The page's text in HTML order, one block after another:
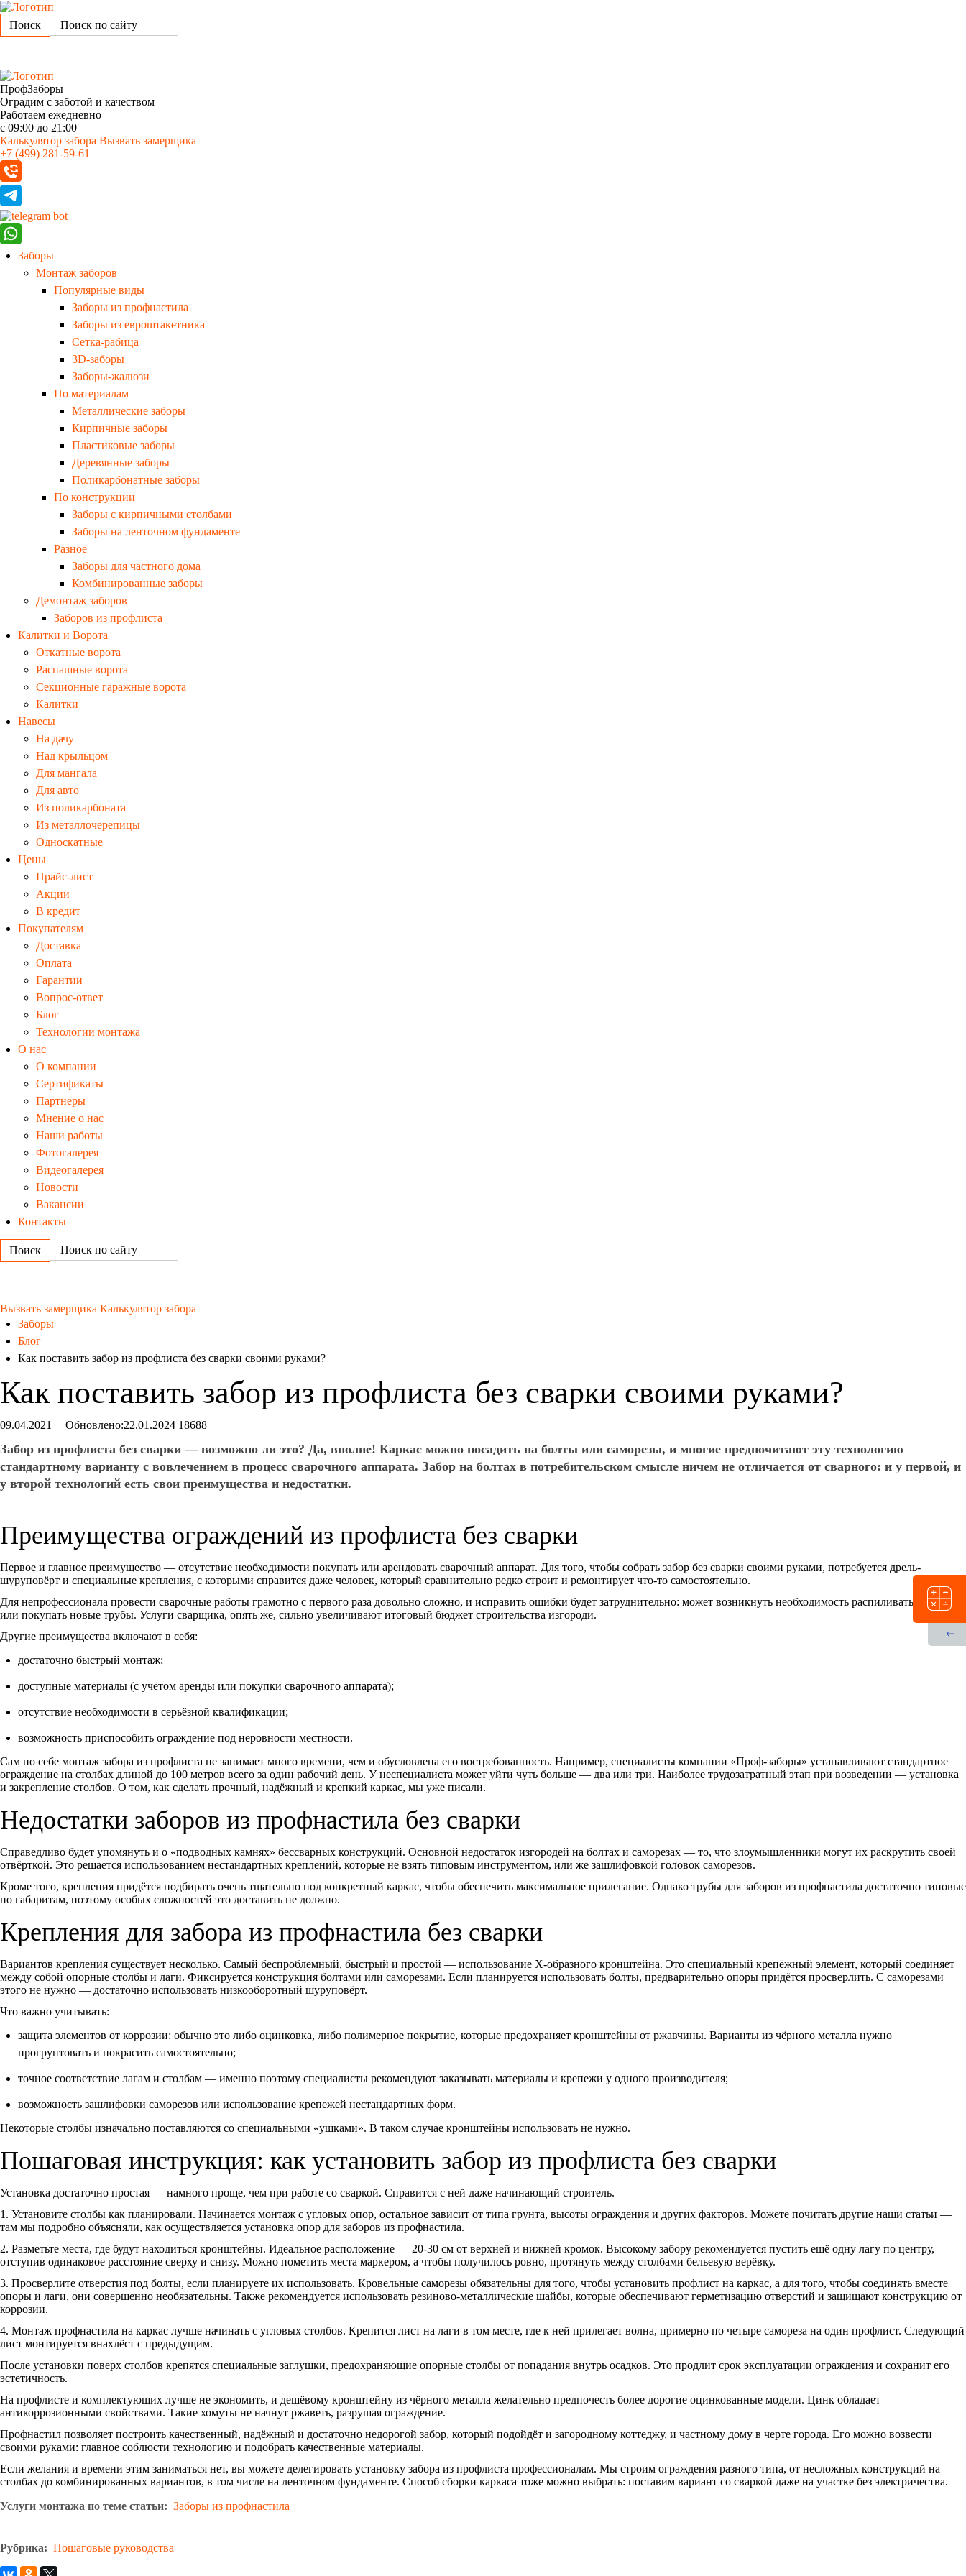
Поиск
ПрофЗаборы
Оградим с заботой и качеством
Работаем ежедневно
с 09:00 до 21:00
Калькулятор забора Вызвать замерщика
+7 (499) 281-59-61
Заборы
Монтаж заборов
Популярные виды
Заборы из профнастила
Заборы из евроштакетника
Сетка-рабица
3D-заборы
Заборы-жалюзи
По материалам
Металлические заборы
Кирпичные заборы
Пластиковые заборы
Деревянные заборы
Поликарбонатные заборы
По конструкции
Заборы с кирпичными столбами
Заборы на ленточном фундаменте
Разное
Заборы для частного дома
Комбинированные заборы
Демонтаж заборов
Заборов из профлиста
Калитки и Ворота
Откатные ворота
Распашные ворота
Секционные гаражные ворота
Калитки
Навесы
На дачу
Над крыльцом
Для мангала
Для авто
Из поликарбоната
Из металлочерепицы
Односкатные
Цены
Прайс-лист
Акции
В кредит
Покупателям
Доставка
Оплата
Гарантии
Вопрос-ответ
Блог
Технологии монтажа
О нас
О компании
Сертификаты
Партнеры
Мнение о нас
Наши работы
Фотогалерея
Видеогалерея
Новости
Вакансии
Контакты
Поиск
Вызвать замерщика Калькулятор забора
Заборы
Блог
Как поставить забор из профлиста без сварки своими руками?
Как поставить забор из профлиста без сварки своими руками?
09.04.2021 Обновлено:22.01.2024 18688
Забор из профлиста без сварки — возможно ли это? Да, вполне! Каркас можно посадить на болты или саморезы, и многие предпочитают эту технологию
стандартному варианту с вовлечением в процесс сварочного аппарата. Забор на болтах в потребительском смысле ничем не отличается от сварного: и у первой, и
у второй технологий есть свои преимущества и недостатки.
Преимущества ограждений из профлиста без сварки
Первое и главное преимущество — отсутствие необходимости покупать или арендовать сварочный аппарат. Для того, чтобы собрать забор без сварки своими руками, потребуется дрель-
шуруповёрт и специальные крепления, с которыми справится даже человек, который сравнительно редко строит и ремонтирует что-то самостоятельно.
Для непрофессионала провести сварочные работы грамотно с первого раза довольно сложно, и исправить ошибки будет затруднительно: может возникнуть необходимость распиливать каркас
или покупать новые трубы. Услуги сварщика, опять же, сильно увеличивают итоговый бюджет строительства изгороди.
Другие преимущества включают в себя:
достаточно быстрый монтаж;
доступные материалы (с учётом аренды или покупки сварочного аппарата);
отсутствие необходимости в серьёзной квалификации;
возможность приспособить ограждение под неровности местности.
Сам по себе монтаж забора из профлиста не занимает много времени, чем и обусловлена его востребованность. Например, специалисты компании «Проф-заборы» устанавливают стандартное
ограждение на столбах длиной до 100 метров всего за один рабочий день. У неспециалиста может уйти чуть больше — два или три. Наиболее трудозатратный этап при возведении — установка
и закрепление столбов. О том, как сделать прочный, надёжный и крепкий каркас, мы уже писали.
Недостатки заборов из профнастила без сварки
Справедливо будет упомянуть и о «подводных камнях» бессварных конструкций. Основной недостаток изгородей на болтах и саморезах — то, что злоумышленники могут их раскрутить своей
отвёрткой. Это решается использованием нестандартных креплений, которые не взять типовым инструментом, или же зашлифовкой головок саморезов.
Кроме того, крепления придётся подбирать очень тщательно под конкретный каркас, чтобы обеспечить максимальное прилегание. Однако трубы для заборов из профнастила достаточно типовые
по габаритам, поэтому особых сложностей это доставить не должно.
Крепления для забора из профнастила без сварки
Вариантов крепления существует несколько. Самый беспроблемный, быстрый и простой — использование Х-образного кронштейна. Это специальный крепёжный элемент, который соединяет
между собой опорные столбы и лаги. Фиксируется конструкция болтами или саморезами. Если планируется использовать болты, предварительно опоры придётся просверлить. С саморезами
этого не нужно — достаточно использовать низкооборотный шуруповёрт.
Что важно учитывать:
защита элементов от коррозии: обычно это либо оцинковка, либо полимерное покрытие, которые предохраняет кронштейны от ржавчины. Варианты из чёрного металла нужно
прогрунтовать и покрасить самостоятельно;
точное соответствие лагам и столбам — именно поэтому специалисты рекомендуют заказывать материалы и крепежи у одного производителя;
возможность зашлифовки саморезов или использование крепежей нестандартных форм.
Некоторые столбы изначально поставляются со специальными «ушками». В таком случае кронштейны использовать не нужно.
Пошаговая инструкция: как установить забор из профлиста без сварки
Установка достаточно простая — намного проще, чем при работе со сваркой. Справится с ней даже начинающий строитель.
1. Установите столбы как планировали. Начинается монтаж с угловых опор, остальное зависит от типа грунта, высоты ограждения и других факторов. Можете почитать другие наши статьи —
там мы подробно объясняли, как осуществляется установка опор для заборов из профнастила.
2. Разметьте места, где будут находиться кронштейны. Идеальное расположение — 20-30 см от верхней и нижней кромок. Высокому забору рекомендуется пустить ещё одну лагу по центру,
отступив одинаковое расстояние сверху и снизу. Можно пометить места маркером, а чтобы получилось ровно, протянуть между столбами бельевую верёвку.
3. Просверлите отверстия под болты, если планируете их использовать. Кровельные саморезы обязательны для того, чтобы установить профлист на каркас, а для того, чтобы соединять вместе
опоры и лаги, они совершенно необязательны. Также рекомендуется использовать резиново-металлические шайбы, которые обеспечивают герметизацию отверстий и защищают конструкцию от
коррозии.
4. Монтаж профнастила на каркас лучше начинать с угловых столбов. Крепится лист на лаги в том месте, где к ней прилегает волна, примерно по четыре самореза на один профлист. Следующий
лист монтируется внахлёст с предыдущим.
После установки поверх столбов крепятся специальные заглушки, предохраняющие опорные столбы от попадания внутрь осадков. Это продлит срок эксплуатации ограждения и сохранит его
эстетичность.
На профлисте и комплектующих лучше не экономить, и дешёвому кронштейну из чёрного металла желательно предпочесть более дорогие оцинкованные модели. Цинк обладает
антикоррозионными свойствами. Такие хомуты не начнут ржаветь, разрушая ограждение.
Профнастил позволяет построить качественный, надёжный и достаточно недорогой забор, который подойдёт и загородному коттеджу, и частному дому в черте города. Его можно возвести
своими руками: главное соблюсти технологию и подобрать качественные материалы.
Если желания и времени этим заниматься нет, вы можете делегировать установку забора из профлиста профессионалам. Мы строим ограждения разного типа, от несложных конструкций на
столбах до комбинированных вариантов, в том числе на ленточном фундаменте. Способ сборки каркаса тоже можно выбрать: поставим вариант со сваркой даже на участке без электричества.
Услуги монтажа по теме статьи: Заборы из профнастила
Рубрика: Пошаговые руководства